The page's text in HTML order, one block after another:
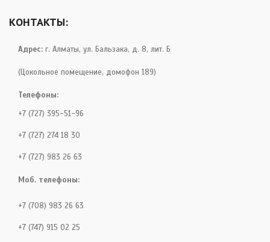
КОНТАКТЫ:
Адрес: г. Алматы, ул. Бальзака, д. 8, лит. Б
(Цокольное помещение, домофон 189)
Телефоны:
+7 (727) 395-51-96
+7 (727) 274 18 30
+7 (727) 983 26 63
Моб. телефоны:
+7 (708) 983 26 63
+7 (747) 915 02 25